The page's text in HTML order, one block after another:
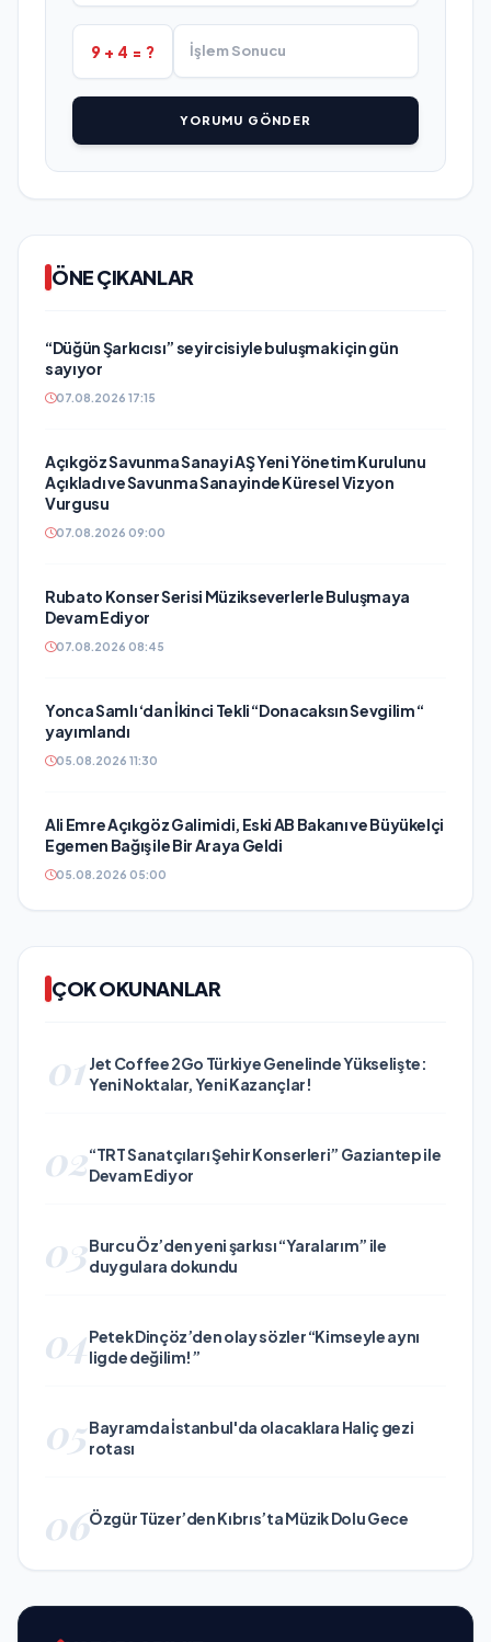
9 + 4 = ?
YORUMU GÖNDER
ÖNE ÇIKANLAR
“Düğün Şarkıcısı” seyircisiyle buluşmak için gün
sayıyor
07.08.2026 17:15
Açıkgöz Savunma Sanayi AŞ Yeni Yönetim Kurulunu
Açıkladı ve Savunma Sanayinde Küresel Vizyon
Vurgusu
07.08.2026 09:00
Rubato Konser Serisi Müzikseverlerle Buluşmaya
Devam Ediyor
07.08.2026 08:45
Yonca Samlı ‘dan İkinci Tekli “Donacaksın Sevgilim “
yayımlandı
05.08.2026 11:30
Ali Emre Açıkgöz Galimidi, Eski AB Bakanı ve Büyükelçi
Egemen Bağış ile Bir Araya Geldi
05.08.2026 05:00
ÇOK OKUNANLAR
01 Jet Coffee 2Go Türkiye Genelinde Yükselişte:
Yeni Noktalar, Yeni Kazançlar!
02“TRT Sanatçıları Şehir Konserleri” Gaziantep ile
Devam Ediyor
03Burcu Öz’den yeni şarkısı “Yaralarım” ile
duygulara dokundu
04Petek Dinçöz’den olay sözler “Kimseyle aynı
ligde değilim!”
05Bayramda İstanbul'da olacaklara Haliç gezi
rotası
06Özgür Tüzer’den Kıbrıs’ta Müzik Dolu Gece